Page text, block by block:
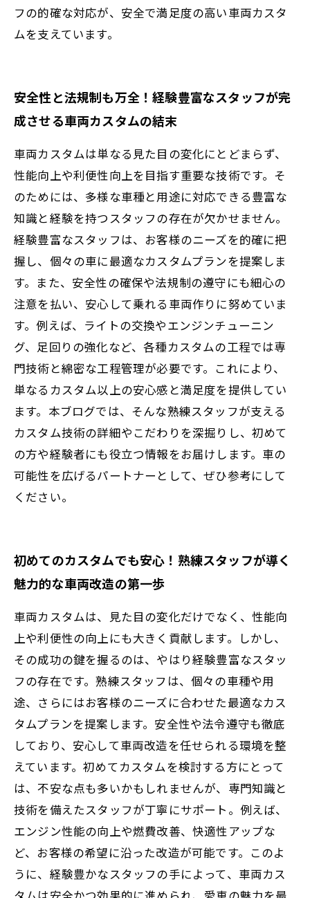
フの的確な対応が、安全で満足度の高い車両カスタ
ムを支えています。
安全性と法規制も万全！経験豊富なスタッフが完
成させる車両カスタムの結末
車両カスタムは単なる見た目の変化にとどまらず、
性能向上や利便性向上を目指す重要な技術です。そ
のためには、多様な車種と用途に対応できる豊富な
知識と経験を持つスタッフの存在が欠かせません。
経験豊富なスタッフは、お客様のニーズを的確に把
握し、個々の車に最適なカスタムプランを提案しま
す。また、安全性の確保や法規制の遵守にも細心の
注意を払い、安心して乗れる車両作りに努めていま
す。例えば、ライトの交換やエンジンチューニン
グ、足回りの強化など、各種カスタムの工程では専
門技術と綿密な工程管理が必要です。これにより、
単なるカスタム以上の安心感と満足度を提供してい
ます。本ブログでは、そんな熟練スタッフが支える
カスタム技術の詳細やこだわりを深掘りし、初めて
の方や経験者にも役立つ情報をお届けします。車の
可能性を広げるパートナーとして、ぜひ参考にして
ください。
初めてのカスタムでも安心！熟練スタッフが導く
魅力的な車両改造の第一歩
車両カスタムは、見た目の変化だけでなく、性能向
上や利便性の向上にも大きく貢献します。しかし、
その成功の鍵を握るのは、やはり経験豊富なスタッ
フの存在です。熟練スタッフは、個々の車種や用
途、さらにはお客様のニーズに合わせた最適なカス
タムプランを提案します。安全性や法令遵守も徹底
しており、安心して車両改造を任せられる環境を整
えています。初めてカスタムを検討する方にとって
は、不安な点も多いかもしれませんが、専門知識と
技術を備えたスタッフが丁寧にサポート。例えば、
エンジン性能の向上や燃費改善、快適性アップな
ど、お客様の希望に沿った改造が可能です。このよ
うに、経験豊かなスタッフの手によって、車両カス